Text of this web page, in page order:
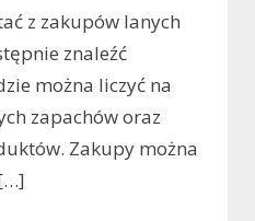
z zakupów lanych
znaleźć
można liczyć na
zapachów oraz
Zakupy można